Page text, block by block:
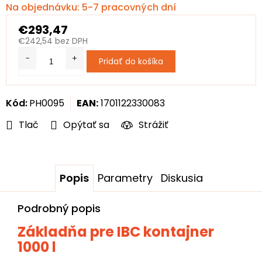
Tlač Opýtať sa Strážiť
Kód:PH0095 EAN:1701122330083
Na objednávku: 5-7 pracovných dní
€293,47
€242,54 bez DPH
Pridať do košíka
Popis Parametry Diskusia
Podrobný popis
Základňa pre IBC kontajner
1000 l